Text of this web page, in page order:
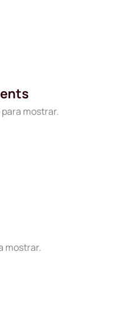
mostrar.
mostrar.